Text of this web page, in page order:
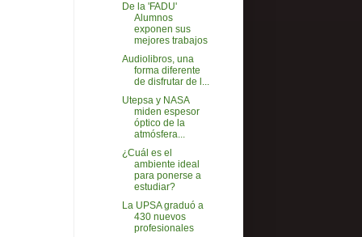
De la 'FADU'
Alumnos
exponen sus
mejores trabajos
Audiolibros, una
forma diferente
de disfrutar de l...
Utepsa y NASA
miden espesor
óptico de la
atmósfera...
¿Cuál es el
ambiente ideal
para ponerse a
estudiar?
La UPSA graduó a
430 nuevos
profesionales